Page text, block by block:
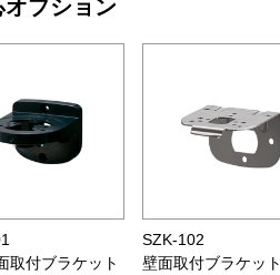
オプション
取付ブラケット
SZK-102
壁面取付ブラケット